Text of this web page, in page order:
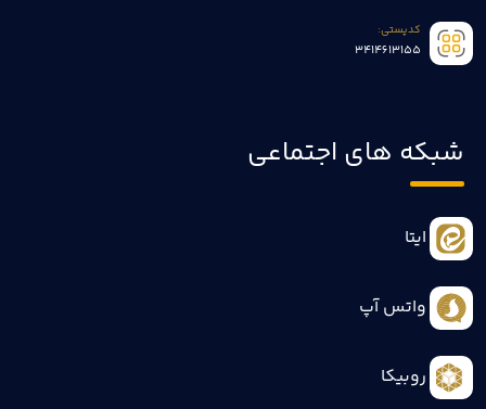
کدپستی:
3414613155
شبکه های اجتماعی
ایتا
واتس آپ
روبیکا